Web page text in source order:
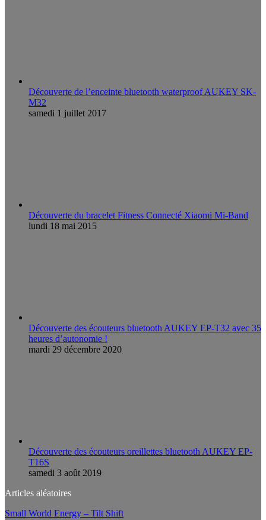
Découverte de l’enceinte bluetooth waterproof AUKEY SK-
M32
samedi 1 juillet 2017
Découverte du bracelet Fitness Connecté Xiaomi Mi-Band
lundi 18 mai 2015
Découverte des écouteurs bluetooth AUKEY EP-T32 avec 35
heures d’autonomie !
mardi 29 décembre 2020
Découverte des écouteurs oreillettes bluetooth AUKEY EP-
T16S
samedi 3 août 2019
Articles aléatoires
Small World Energy – Tilt Shift